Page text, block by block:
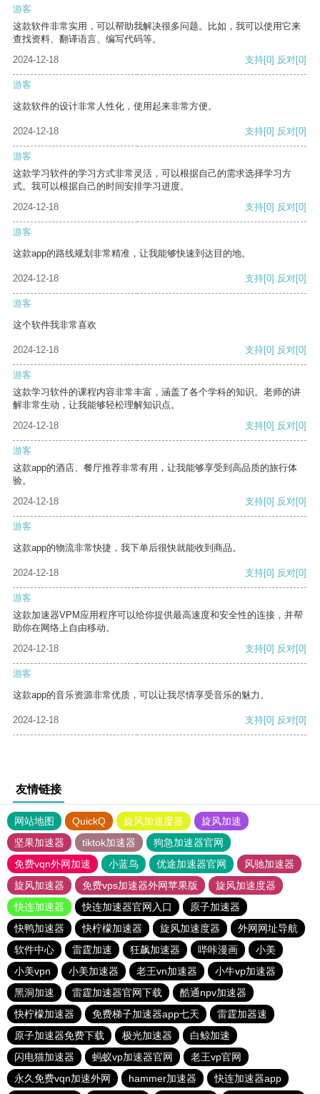
游客
这款软件非常实用，可以帮助我解决很多问题。比如，我可以使用它来
查找资料、翻译语言、编写代码等。
2024-12-18
支持[0] 反对[0]
游客
这款软件的设计非常人性化，使用起来非常方便。
2024-12-18 支持[0] 反对[0]
游客
这款学习软件的学习方式非常灵活，可以根据自己的需求选择学习方
式。我可以根据自己的时间安排学习进度。
2024-12-18
支持[0] 反对[0]
游客
这款app的路线规划非常精准，让我能够快速到达目的地。
2024-12-18 支持[0] 反对[0]
游客
这个软件我非常喜欢
2024-12-18 支持[0] 反对[0]
游客
这款学习软件的课程内容非常丰富，涵盖了各个学科的知识。老师的讲
解非常生动，让我能够轻松理解知识点。
2024-12-18
支持[0] 反对[0]
游客
这款app的酒店、餐厅推荐非常有用，让我能够享受到高品质的旅行体
验。
2024-12-18
支持[0] 反对[0]
游客
这款app的物流非常快捷，我下单后很快就能收到商品。
2024-12-18 支持[0] 反对[0]
游客
这款加速器VPM应用程序可以给你提供最高速度和安全性的连接，并帮
助你在网络上自由移动。
2024-12-18
支持[0] 反对[0]
游客
这款app的音乐资源非常优质，可以让我尽情享受音乐的魅力。
2024-12-18 支持[0] 反对[0]
友情链接
网站地图 QuickQ 旋风加速度器
旋风加速
坚果加速器
tiktok加速器
狗急加速器官网
免费vqn外网加速
小蓝鸟 优途加速器官网
风驰加速器
旋风加速器
免费vps加速器外网苹果版
旋风加速度器
快连加速器
快连加速器官网入口
原子加速器
快鸭加速器
快柠檬加速器 旋风加速度器
外网网址导航
软件中心
雷霆加速 狂飙加速器 哔咔漫画
小美
小美vpn
小美加速器 老王vn加速器
小牛vp加速器
黑洞加速
雷霆加速器官网下载
酷通npv加速器
快柠檬加速器
免费梯子加速器app七天
雷霆加器速
原子加速器免费下载
极光加速器
白鲸加速
闪电猫加速器
蚂蚁vp加速器官网
老王vp官网
永久免费vqn加速外网
hammer加速器 快连加速器app